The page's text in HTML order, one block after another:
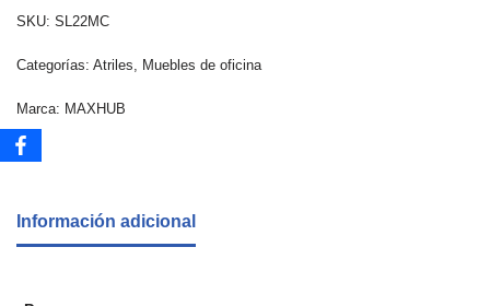
SKU: SL22MC
Categorías: Atriles Muebles de oficina
Marca: MAXHUB
Información adicional